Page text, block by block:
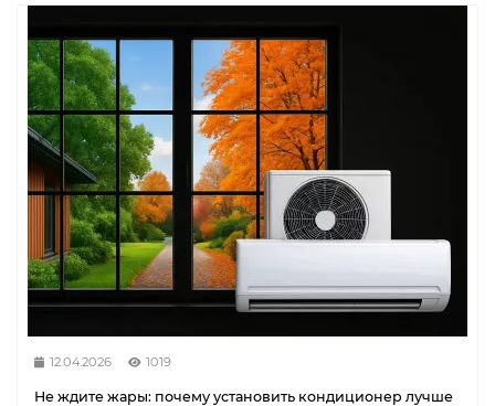
12.04.2026 1019
Не ждите жары: почему установить кондиционер лучше